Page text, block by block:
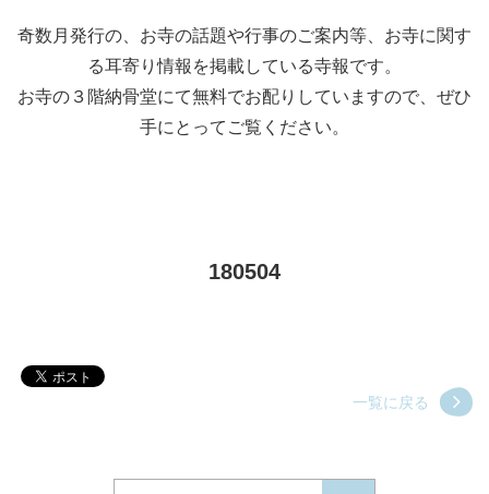
奇数月発行の、お寺の話題や行事のご案内等、お寺に関す
る耳寄り情報を掲載している寺報です。
お寺の３階納骨堂にて無料でお配りしていますので、ぜひ
手にとってご覧ください。
180504
一覧に戻る